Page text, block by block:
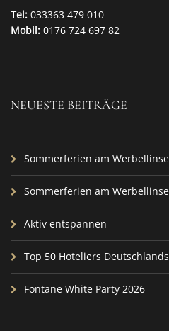
Tel: 033363 479 010
Mobil: 0176 724 697 82
NEUESTE BEITRÄGE
Sommerferien am
Sommerferien am
Aktiv entspannen
Top 50 Hoteliers Deutschlands
Fontane White Party 2026